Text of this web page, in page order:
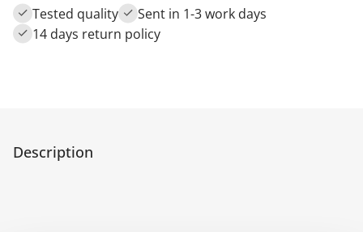
Tested quality
Sent in 1-3 work days
14 days return policy
Description